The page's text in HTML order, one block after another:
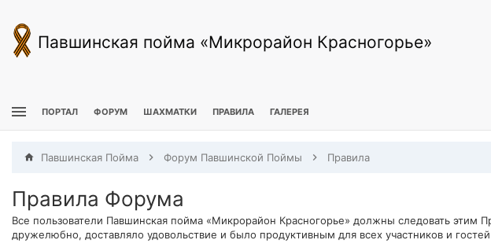
Павшинская пойма «Микрорайон Красногорье»
ПОРТАЛ ФОРУМ ШАХМАТКИ ПРАВИЛА ГАЛЕРЕЯ
Павшинская Пойма Форум Павшинской Поймы Правила
Правила Форума
Все пользователи Павшинская пойма «Микрорайон Красногорье» должны следовать этим
дружелюбно, доставляло удовольствие и было продуктивным для всех участников и